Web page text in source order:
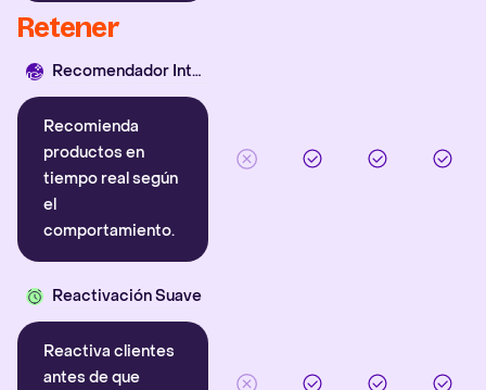
Retener
Recomendador Inteligente
Recomienda
productos en
tiempo real según
el
comportamiento.
Reactivación Suave
Reactiva clientes
antes de que